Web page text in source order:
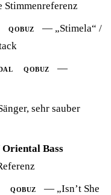
QOBUZ
— „Stimela“ /
QOBUZ
—
sehr sauber
Bass
QOBUZ
— „Isn’t She